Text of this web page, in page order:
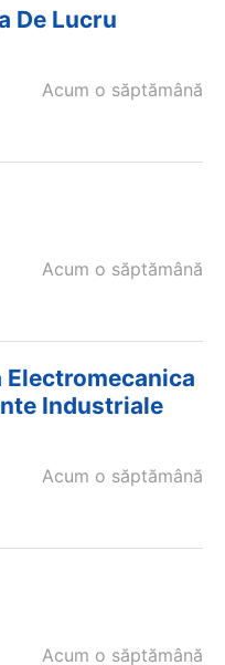
De Lucru
Acum o săptămână
Acum o săptămână
Industriale
Acum o săptămână
Acum o săptămână